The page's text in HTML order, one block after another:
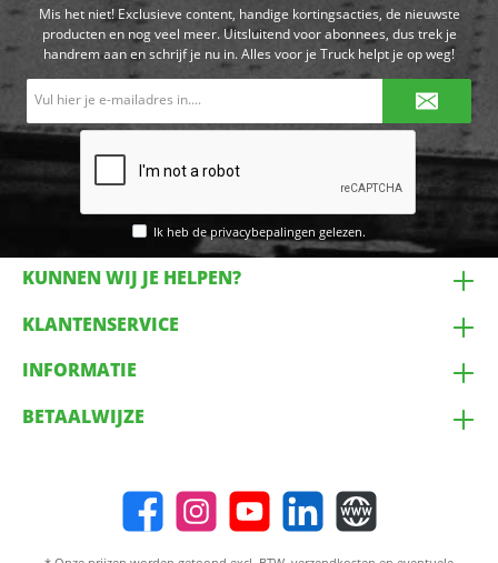
Mis het niet! Exclusieve content, handige kortingsacties, de nieuwste
producten en nog veel meer. Uitsluitend voor abonnees, dus trek je
handrem aan en schrijf je nu in. Alles voor je Truck helpt je op weg!
Ik heb de privacybepalingen gelezen.
KUNNEN WIJ JE HELPEN?
KLANTENSERVICE
INFORMATIE
BETAALWIJZE